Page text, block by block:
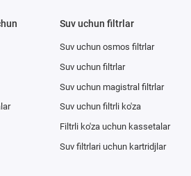
Suv uchun filtrlar
Suv uchun osmos filtrlar
Suv uchun filtrlar
Suv uchun magistral filtrlar
Suv uchun filtrli ko'za
Filtrli ko'za uchun kassetalar
Suv filtrlari uchun kartridjlar